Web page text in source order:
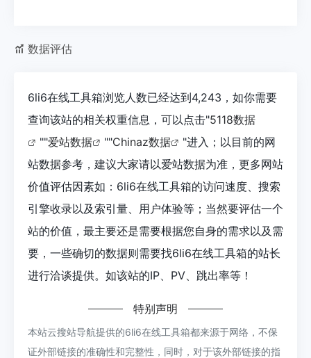
数据评估
6li6在线工具箱浏览人数已经达到4,243，如你需要
查询该站的相关权重信息，可以点击"5118数据
""爱站数据 ""Chinaz数据
"进入；以目前的网
站数据参考，建议大家请以爱站数据为准，更多网站
价值评估因素如：6li6在线工具箱的访问速度、搜索
引擎收录以及索引量、用户体验等；当然要评估一个
站的价值，最主要还是需要根据您自身的需求以及需
要，一些确切的数据则需要找6li6在线工具箱的站长
进行洽谈提供。如该站的IP、PV、跳出率等！
特别声明
本站云搜站导航提供的6li6在线工具箱都来源于网络，不保
证外部链接的准确性和完整性，同时，对于该外部链接的指